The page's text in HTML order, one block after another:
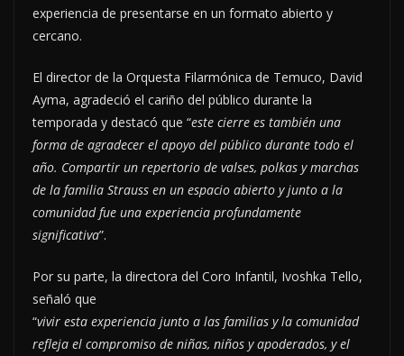
experiencia de presentarse en un formato abierto y
cercano.
El director de la Orquesta Filarmónica de Temuco, David
Ayma, agradeció el cariño del público durante la
temporada y destacó que “este cierre es también una
forma de agradecer el apoyo del público durante todo el
año. Compartir un repertorio de valses, polkas y marchas
de la familia Strauss en un espacio abierto y junto a la
comunidad fue una experiencia profundamente
significativa”.
Por su parte, la directora del Coro Infantil, Ivoshka Tello,
señaló que
“vivir esta experiencia junto a las familias y la comunidad
refleja el compromiso de niñas, niños y apoderados, y el